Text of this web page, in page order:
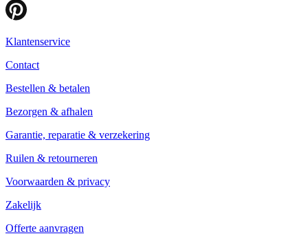
Klantenservice
Contact
Bestellen & betalen
Bezorgen & afhalen
Garantie, reparatie & verzekering
Ruilen & retourneren
Voorwaarden & privacy
Zakelijk
Offerte aanvragen